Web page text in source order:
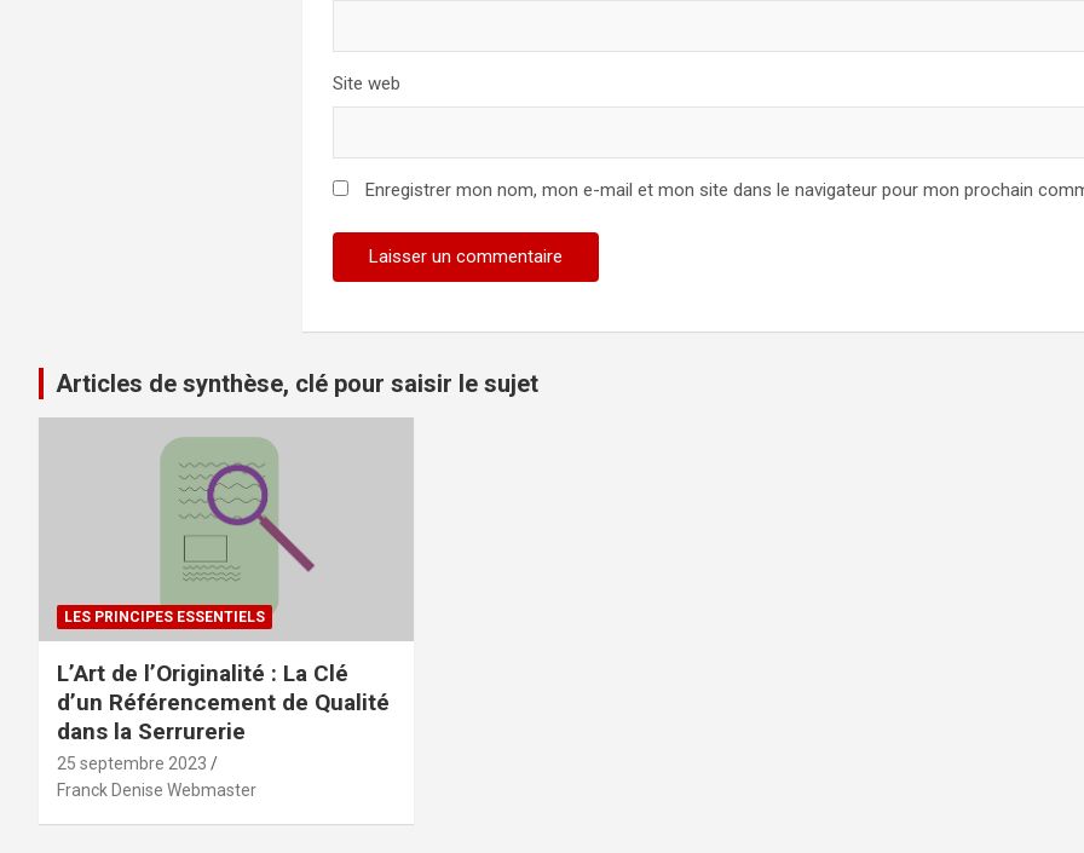
Site web
Enregistrer mon nom, mon e-mail et mon site dans le navigateur pour mon prochain
Articles de synthèse, clé pour saisir le sujet
LES PRINCIPES ESSENTIELS
L’Art de l’Originalité : La Clé
d’un Référencement de Qualité
dans la Serrurerie
25 septembre 2023
Franck Denise Webmaster